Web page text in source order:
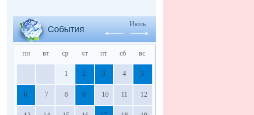
События
Июль
пн вт ср чт пт сб вс
1 2 3 4 5
6 7 8 9 10 11 12